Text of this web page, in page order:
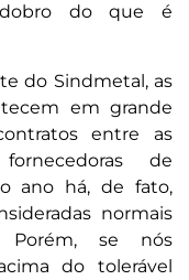
do que é
do Sindmetal, as
em grande
entre as
de
ano há, de fato,
normais
Porém, se nós
do tolerável